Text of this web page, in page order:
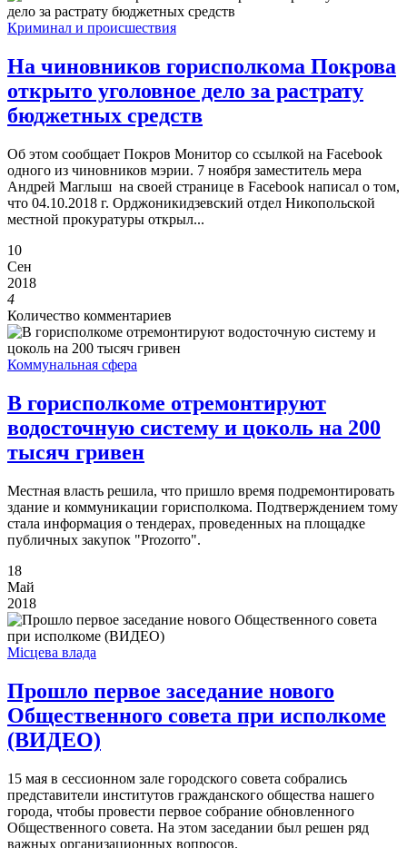
Криминал и происшествия
На чиновников горисполкома Покрова
открыто уголовное дело за растрату
бюджетных средств
Об этом сообщает Покров Монитор со ссылкой на Facebook
одного из чиновников мэрии. 7 ноября заместитель мера
Андрей Маглыш на своей странице в Facebook написал о том,
что 04.10.2018 г. Орджоникидзевский отдел Никопольской
местной прокуратуры открыл...
10
Сен
2018
4
Количество комментариев
Коммунальная сфера
В горисполкоме отремонтируют
водосточную систему и цоколь на 200
тысяч гривен
Местная власть решила, что пришло время подремонтировать
здание и коммуникации горисполкома. Подтверждением тому
стала информация о тендерах, проведенных на площадке
публичных закупок "Prozorro".
18
Май
2018
Місцева влада
Прошло первое заседание нового
Общественного совета при исполкоме
(ВИДЕО)
15 мая в сессионном зале городского совета собрались
представители институтов гражданского общества нашего
города, чтобы провести первое собрание обновленного
Общественного совета. На этом заседании был решен ряд
важных организационных вопросов.